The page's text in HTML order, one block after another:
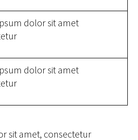
dolor sit amet
dolor sit amet
sit amet, consectetur